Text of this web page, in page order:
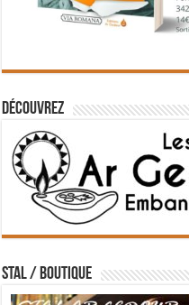
Découvrez
STAL / BOUTIQUE